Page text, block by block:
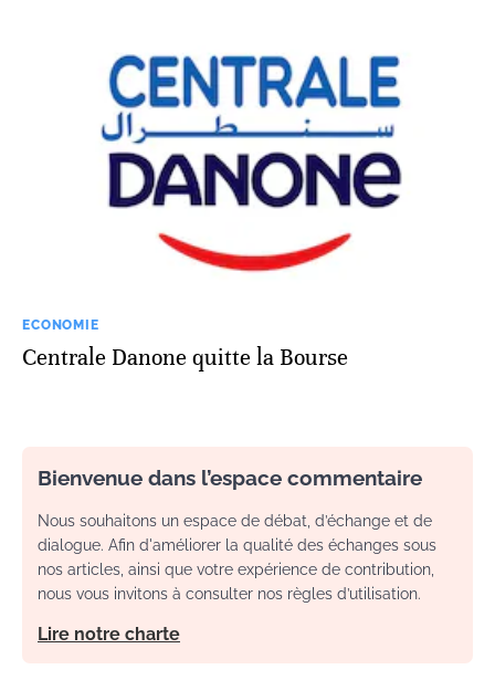
ECONOMIE
Centrale Danone quitte la Bourse
Bienvenue dans l’espace commentaire
Nous souhaitons un espace de débat, d’échange et de
dialogue. Afin d'améliorer la qualité des échanges sous
nos articles, ainsi que votre expérience de contribution,
nous vous invitons à consulter nos règles d’utilisation.
Lire notre charte